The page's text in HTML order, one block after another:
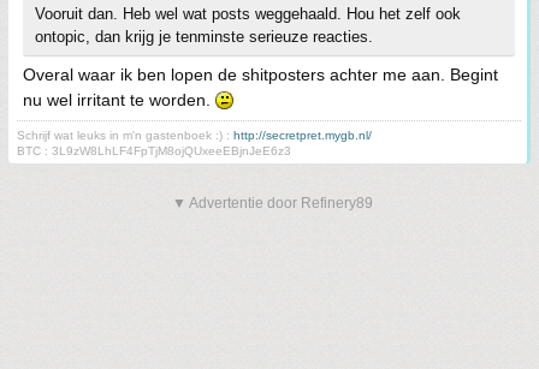
Vooruit dan. Heb wel wat posts weggehaald. Hou het zelf ook
ontopic, dan krijg je tenminste serieuze reacties.
Overal waar ik ben lopen de shitposters achter me aan. Begint
nu wel irritant te worden.
Schrijf wat leuks in m'n gastenboek :) : http://secretpret.mygb.nl/
BTC : 3L9zW8LhLF4FpTjM8ojQUxeeEBjnJeE6z3
▼ Advertentie door Refinery89